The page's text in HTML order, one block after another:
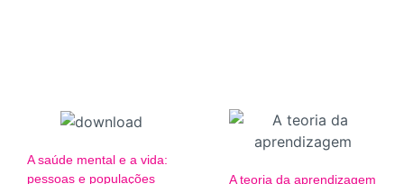
A saúde mental e a vida:
pessoas e populações
A teoria da aprendizagem